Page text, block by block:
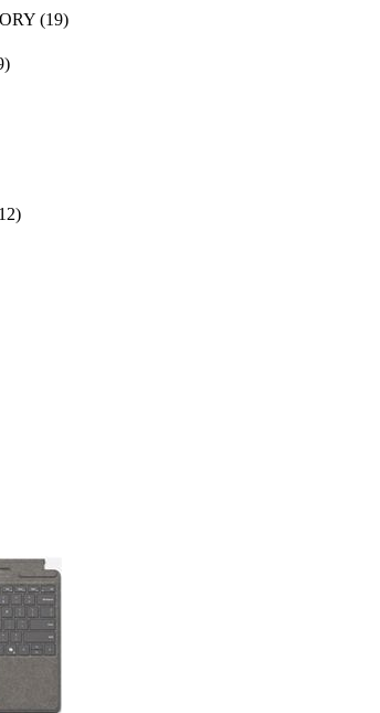
(19)